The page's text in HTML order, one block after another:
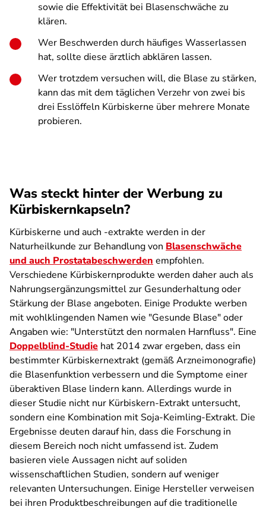
sowie die Effektivität bei Blasenschwäche zu
klären.
Wer Beschwerden durch häufiges Wasser­lassen
hat, sollte diese ärztlich abklären lassen.
Wer trotzdem versuchen will, die Blase zu stärken,
kann das mit dem täglichen Verzehr von zwei bis
drei Esslöffeln Kürbiskerne über mehrere Monate
probieren.
Was steckt hinter der Werbung zu
Kürbiskernkapseln?
Kürbiskerne und auch -extrakte werden in der
Naturheilkunde zur Behandlung von Blasenschwäche
und auch Prostata­beschwerden empfohlen.
Verschiedene Kürbiskern­produkte werden daher auch als
Nahrungsergänzungsmittel zur Gesunderhaltung oder
Stärkung der Blase angeboten. Einige Produkte werben
mit wohlklingenden Namen wie "Gesunde Blase" oder
Angaben wie: "Unterstützt den normalen Harnfluss". Eine
Doppelblind-Studie hat 2014 zwar ergeben, dass ein
bestimmter Kürbiskernextrakt (gemäß Arzneimonografie)
die Blasenfunktion verbessern und die Symptome einer
überaktiven Blase lindern kann. Allerdings wurde in
dieser Studie nicht nur Kürbiskern-Extrakt untersucht,
sondern eine Kombination mit Soja-Keimling-Extrakt. Die
Ergebnisse deuten darauf hin, dass die Forschung in
diesem Bereich noch nicht umfassend ist. Zudem
basieren viele Aussagen nicht auf soliden
wissenschaftlichen Studien, sondern auf weniger
relevanten Untersuchungen. Einige Hersteller verweisen
bei ihren Produktbeschreibungen auf die traditionelle